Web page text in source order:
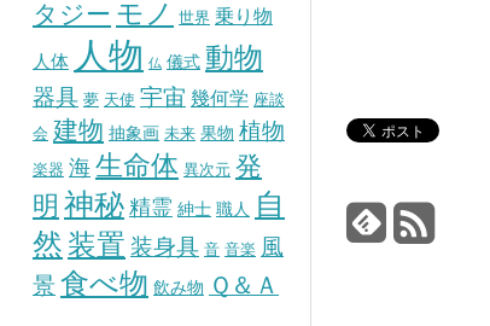
タジー モノ 世界 乗り物
人体 人物 仏 儀式 動物
器具 夢 天使 宇宙 幾何学 座談
会 建物 抽象画 未来 果物 植物
楽器 海 生命体 異次元 発
明 神秘精霊 紳士 職人 自
然 装置 装身具 音 音楽 風
景 食べ物 飲み物 Ｑ＆Ａ